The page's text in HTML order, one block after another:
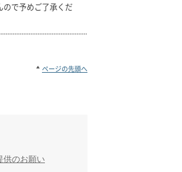
ので予めご了承くだ
ページの先頭へ
供のお願い